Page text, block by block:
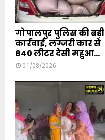
गोपालपुर पुलिस की बड़ी
कार्रवाई, लग्जरी कार से
840 लीटर देसी महुआ...
01/08/2026